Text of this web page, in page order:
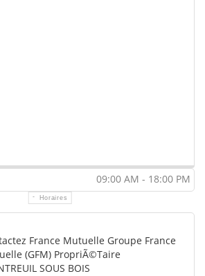
09:00 AM - 18:00 PM
Horaires
France Mutuelle Groupe France
(GFM) PropriÃ©taire
SOUS BOIS